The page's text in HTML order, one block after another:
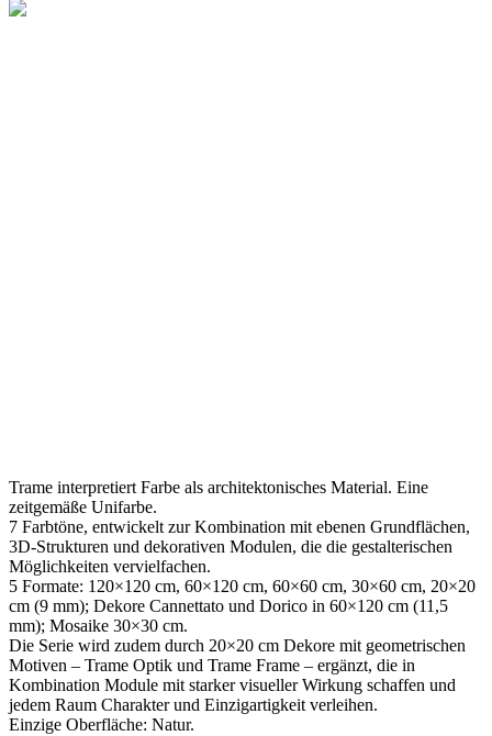
Trame interpretiert Farbe als architektonisches Material. Eine
zeitgemäße Unifarbe.
7 Farbtöne, entwickelt zur Kombination mit ebenen Grundflächen,
3D-Strukturen und dekorativen Modulen, die die gestalterischen
Möglichkeiten vervielfachen.
5 Formate: 120×120 cm, 60×120 cm, 60×60 cm, 30×60 cm, 20×20
cm (9 mm); Dekore Cannettato und Dorico in 60×120 cm (11,5
mm); Mosaike 30×30 cm.
Die Serie wird zudem durch 20×20 cm Dekore mit geometrischen
Motiven – Trame Optik und Trame Frame – ergänzt, die in
Kombination Module mit starker visueller Wirkung schaffen und
jedem Raum Charakter und Einzigartigkeit verleihen.
Einzige Oberfläche: Natur.